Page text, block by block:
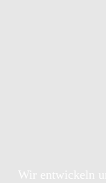
Wir entwickeln